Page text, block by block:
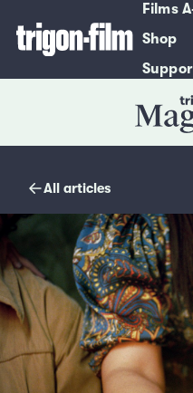
Films
Shop
All articles